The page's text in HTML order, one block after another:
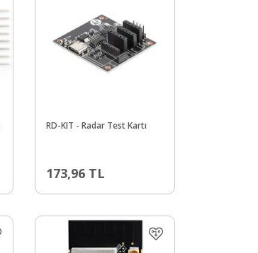
RD-KIT - Radar Test Kartı
173,96 TL